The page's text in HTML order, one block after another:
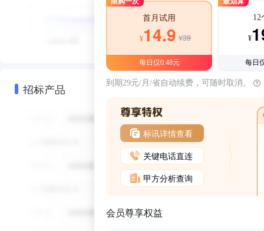
招标产品
首月试用
¥14.9 ¥39
每日仅0.48元
12
¥
每日
到期29元/月/省自动续费，可随时取消。
标讯详情查看
关键电话直连
甲方分析查询
会员尊享权益